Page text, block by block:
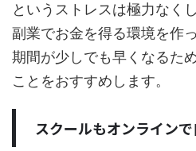
というストレスは極力なく
副業でお金を得る環境を作
期間が少しでも早くなるた
ことをおすすめします。
スクールもオンラインで